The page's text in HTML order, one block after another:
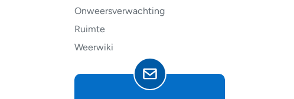
Onweersverwachting
Ruimte
Weerwiki